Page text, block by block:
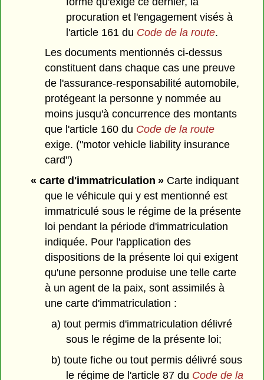
procuration et l'engagement visés à
l'article 161 du Code de la route.
Les documents mentionnés ci-dessus
constituent dans chaque cas une preuve
de l'assurance-responsabilité automobile,
protégeant la personne y nommée au
moins jusqu'à concurrence des montants
que l'article 160 du Code de la route
exige. ("motor vehicle liability insurance
card")
« carte d'immatriculation »Carte indiquant
que le véhicule qui y est mentionné est
immatriculé sous le régime de la présente
loi pendant la période d'immatriculation
indiquée. Pour l'application des
dispositions de la présente loi qui exigent
qu'une personne produise une telle carte
à un agent de la paix, sont assimilés à
une carte d'immatriculation :
a) tout permis d'immatriculation délivré
sous le régime de la présente loi;
b) toute fiche ou tout permis délivré sous
le régime de l'article 87 du Code de la